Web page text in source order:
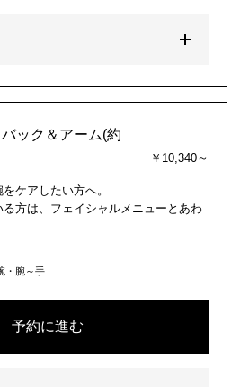
バック＆アーム(約
￥10,340～
ケアしたい方へ。
方は、フェイシャルメニューとあわ
・腕～手
予約に進む